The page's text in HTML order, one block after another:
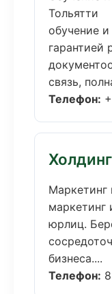
Тольятти
обучение и
гарантией
связь,
Телефон:
Маркетинг
маркетинг
юрлиц.
бизнеса....
Телефон: